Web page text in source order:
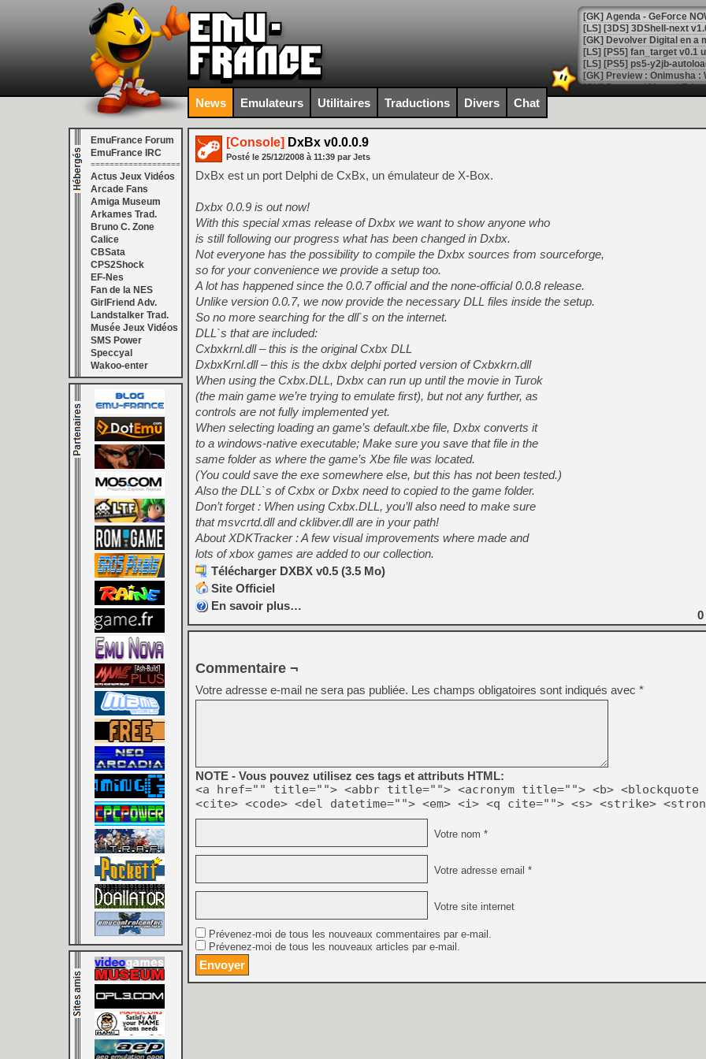
[GK] Agenda - GeForce
[GK] Devolver Digital en a
[LS] [PS5] ps5-y2jb-
[GK] Pourquoi Marvel
[GK] Test : Restory : Chill
[GK] GTA 6 : Rockstar
[GK] Hot Wheels Infinite
[GK] Mémoire cash -
[GK] Résultats Nintendo :
[GK] Déjà des
[Mo5] Brickboy cherche à
[GK] Minecraft et ses «
[GK] Beast of
[GK] Ubisoft : fin de partie
[GK] Mémoire cash -
[GK] Dan Houser (GTA)
[GK] Comment EA Sports
[GK] Crimson Moon : un
[GK] Isle of Reveries : le
[GK] Moonlighter 2 : The
[GK] Capcom relance
[Mo5] Deux inédits du
[GK] Le beat'em up The
[GK] Endless Legend 2 :
[LS] [PS5] Le WebKit
[GK] Oubliez Crazy Taxi,
[LS] [Switch] NSZ 5.0.0
[GK] No More Room in
[GK] Un chatbot Atelier
News Emulateurs Utilitaires Traductions Divers Chat
EmuFrance Forum
EmuFrance IRC
===================
Actus Jeux Vidéos
Arcade Fans
Amiga Museum
Arkames Trad.
Bruno C. Zone
Calice
CBSata
CPS2Shock
EF-Nes
Fan de la NES
GirlFriend Adv.
Landstalker Trad.
Musée Jeux Vidéos
SMS Power
Speccyal
Wakoo-enter
[Console] DxBx v0.0.0.9
Posté le 25/12/2008 à 11:39 par Jets
DxBx est un port Delphi de CxBx, un émulateur de X-Box.
Dxbx 0.0.9 is out now!
With this special xmas release of Dxbx we want to show anyone who
is still following our progress what has been changed in Dxbx.
Not everyone has the possibility to compile the Dxbx sources from sourceforge,
so for your convenience we provide a setup too.
A lot has happened since the 0.0.7 official and the none-official 0.0.8 release.
Unlike version 0.0.7, we now provide the necessary DLL files inside the setup.
So no more searching for the dll`s on the internet.
DLL`s that are included:
Cxbxkrnl.dll – this is the original Cxbx DLL
DxbxKrnl.dll – this is the dxbx delphi ported version of Cxbxkrn.dll
When using the Cxbx.DLL, Dxbx can run up until the movie in Turok
(the main game we’re trying to emulate first), but not any further, as
controls are not fully implemented yet.
When selecting loading an game’s default.xbe file, Dxbx converts it
to a windows-native executable; Make sure you save that file in the
same folder as where the game’s Xbe file was located.
(You could save the exe somewhere else, but this has not been tested.)
Also the DLL`s of Cxbx or Dxbx need to copied to the game folder.
Don’t forget : When using Cxbx.DLL, you’ll also need to make sure
that msvcrtd.dll and cklibver.dll are in your path!
About XDKTracker : A few visual improvements where made and
lots of xbox games are added to our collection.
Télécharger DXBX v0.5 (3.5 Mo)
Site Officiel
En savoir plus…
0
Commentaire ¬
Votre adresse e-mail ne sera pas publiée. Les champs obligatoires sont indiqués avec *
NOTE - Vous pouvez utilisez ces tags et attributs HTML:
<a href="" title=""> <abbr title=""> <acronym title=""> <b> <blockquote
<cite> <code> <del datetime=""> <em> <i> <q cite=""> <s> <strike>
Votre nom *
Votre adresse email *
Votre site internet
Prévenez-moi de tous les nouveaux commentaires par e-mail.
Prévenez-moi de tous les nouveaux articles par e-mail.